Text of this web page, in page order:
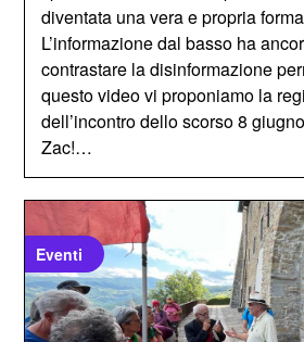
diventata una vera e propria
L’informazione dal basso ha
contrastare la disinformazione
questo video vi proponiamo la
dell’incontro dello scorso 8
Zac!…
Eventi